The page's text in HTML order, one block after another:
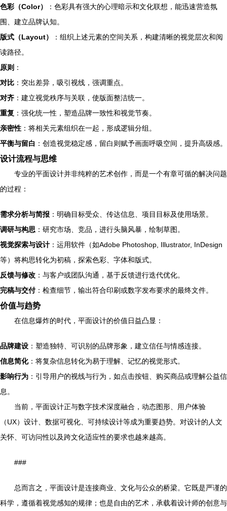
色彩（Color）
：色彩具有强大的心理暗示和文化联想，能迅速营造氛
围、建立品牌认知。
版式（Layout）
：组织上述元素的空间关系，构建清晰的视觉层次和阅
读路径。
原则 ：
对比 ：突出差异，吸引视线，强调重点。
对齐 ：建立视觉秩序与关联，使版面整洁统一。
重复 ：强化统一性，塑造品牌一致性和视觉节奏。
亲密性 ：将相关元素组织在一起，形成逻辑分组。
平衡与留白 ：创造视觉稳定感，留白则赋予画面呼吸空间，提升高级感。
设计流程与思维
专业的平面设计并非纯粹的艺术创作，而是一个有章可循的解决问题
的过程：
需求分析与简报 ：明确目标受众、传达信息、项目目标及使用场景。
调研与构思 ：研究市场、竞品，进行头脑风暴，绘制草图。
视觉探索与设计 ：运用软件（如Adobe Photoshop, Illustrator, InDesign
等）将构思转化为初稿，探索色彩、字体和版式。
反馈与修改 ：与客户或团队沟通，基于反馈进行迭代优化。
完稿与交付：检查细节，输出符合印刷或数字发布要求的最终文件。
价值与趋势
在信息爆炸的时代，平面设计的价值日益凸显：
品牌建设 ：塑造独特、可识别的品牌形象，建立信任与情感连接。
信息简化：将复杂信息转化为易于理解、记忆的视觉形式。
影响行为 ：引导用户的视线与行为，如点击按钮、购买商品或理解公益信
息。
当前，平面设计正与数字技术深度融合，动态图形、用户体验
（UX）设计、数据可视化、可持续设计等成为重要趋势。对设计的人文
关怀、可访问性以及跨文化适应性的要求也越来越高。
###
总而言之，平面设计是连接商业、文化与公众的桥梁。它既是严谨的
科学，遵循着视觉感知的规律；也是自由的艺术，承载着设计师的创意与